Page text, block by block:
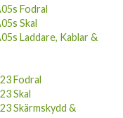
Fodral
Skal
Laddare, Kablar &
Fodral
Skal
Skärmskydd &